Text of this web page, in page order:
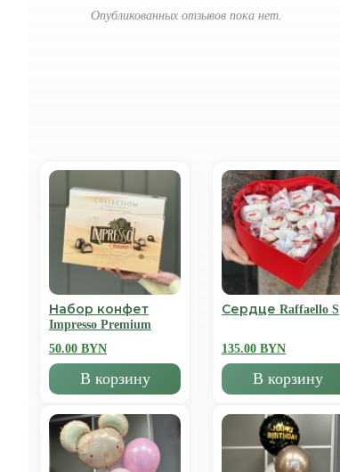
Опубликованных отзывов пока нет.
Набор конфет
Impresso Premium
50.00 BYN
В корзину
Сердце Raffaello S
135.00 BYN
В корзину